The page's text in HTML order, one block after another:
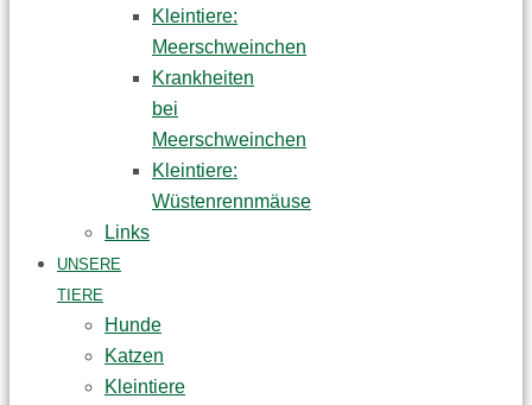
Kleintiere:
Meerschweinchen
Krankheiten
bei
Meerschweinchen
Kleintiere:
Wüstenrennmäuse
Links
UNSERE
TIERE
Hunde
Katzen
Kleintiere